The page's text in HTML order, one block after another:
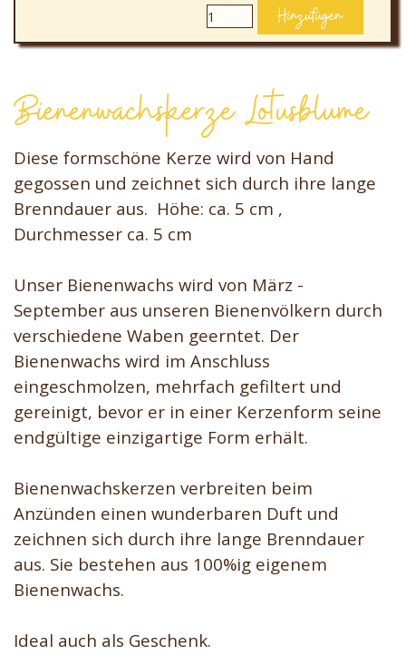
Hinzufügen
Bienenwachskerze Lotusblume
Diese formschöne Kerze wird von Hand
gegossen und zeichnet sich durch ihre lange
Brenndauer aus. Höhe: ca. 5 cm ,
Durchmesser ca. 5 cm
Unser Bienenwachs wird von März -
September aus unseren Bienenvölkern durch
verschiedene Waben geerntet. Der
Bienenwachs wird im Anschluss
eingeschmolzen, mehrfach gefiltert und
gereinigt, bevor er in einer Kerzenform seine
endgültige einzigartige Form erhält.
Bienenwachskerzen verbreiten beim
Anzünden einen wunderbaren Duft und
zeichnen sich durch ihre lange Brenndauer
aus. Sie bestehen aus 100%ig eigenem
Bienenwachs.
Ideal auch als Geschenk.